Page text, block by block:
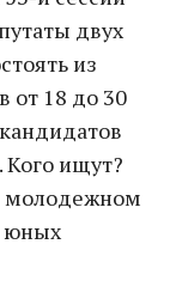
двух
из
от 18 до 30
Кого ищут?
молодежном
юных